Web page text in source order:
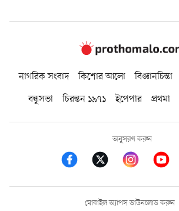
নাগরিক সংবাদ কিশোর আলো বিজ্ঞানচিন্তা
বন্ধুসভা
চিরন্তন ১৯৭১ ইপেপার প্রথমা
অনুসরণ করুন
মোবাইল অ্যাপস ডাউনলোড করুন